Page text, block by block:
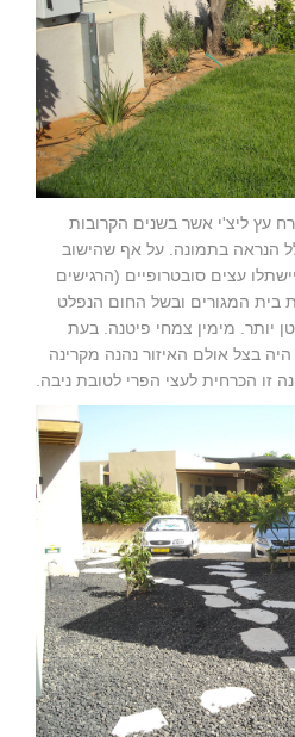
עץ ליצ'י אשר בשנים הקרובות
הנראה בתמונה. על אף שהישוב
עצים סובטרופיים (הרגישים
בית המגורים ובשל החום הנפלט
יותר. מימין צמחי פיטנה. בעת
בצל אולם האיזור נהנה מקרינה
זו הכרחית לעצי הפרי לטובת ניבה.